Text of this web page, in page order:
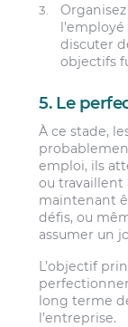
discuter
objectifs
5. Le
À ce stade,
emploi, ils
ou travaillent
maintenant
défis, ou
assumer un
L’objectif
long terme
l’entreprise.